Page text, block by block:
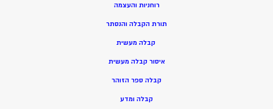
רוחניות והעצמה
תורת הקבלה והנסתר
קבלה מעשית
איסור קבלה מעשית
קבלה ספר הזוהר
קבלה ומדע